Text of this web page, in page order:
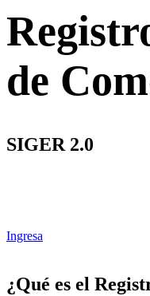
de
SIGER 2.0
Ingresa
¿Qué es el